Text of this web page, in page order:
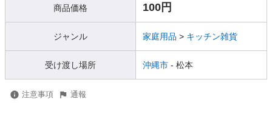
商品価格 100円
ジャンル 家庭用品 > キッチン雑貨
受け渡し場所 沖縄市 - 松本
注意事項 通報